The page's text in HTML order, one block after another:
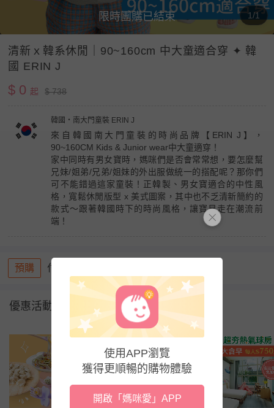
1/1
限時團購已結束
清新ｘ韓系休閒｜90~160cm 中大童適合穿 ✦ 韓
國 ERIN J
$ 0 起 $ 738
韓國・南大門童裝 ERIN J
來自韓國南大門童裝的時尚品牌【ERIN J】，
90~160CM Kids & Junior wear中大童適穿！
家中同時有男女寶時，媽咪們是否會常常想，要怎麼幫
兄妹/姐弟/兄弟/姐妹的外出服做統一的搭配呢？那你們
可不能錯過這家童裝！正韓製、男女寶適合的中性風
格，寬鬆休閒版型 x 美式圖案，其中也不乏清新簡約的
款式～跟著韓國時下的時尚風格，讓寶貝走在潮流前
端！
預購 付款後 10~20 個工作天
優惠活動
使用APP瀏覽
獲得更順暢的購物體驗
開啟「媽咪愛」APP